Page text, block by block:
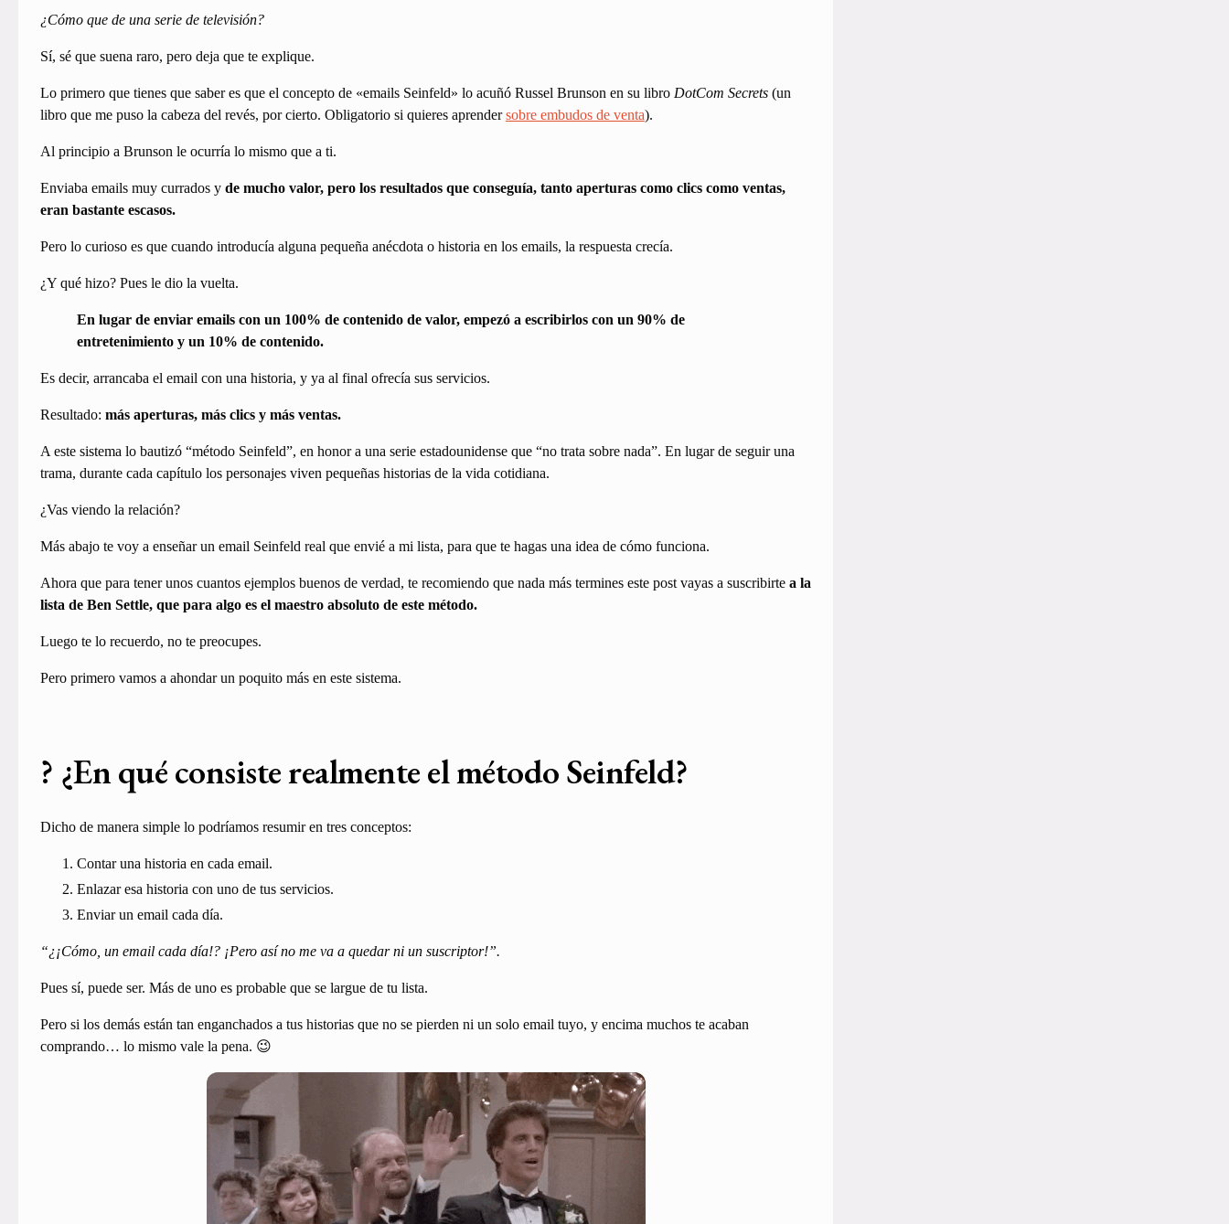
¿Cómo que de una serie de televisión?
Sí, sé que suena raro, pero deja que te explique.
Lo primero que tienes que saber es que el concepto de «emails Seinfeld» lo acuñó Russel Brunson en su libro DotCom Secrets(un
libro que me puso la cabeza del revés, por cierto. Obligatorio si quieres aprendersobre embudos de venta).
Al principio a Brunson le ocurría lo mismo que a ti.
Enviaba emails muy currados y de mucho valor, pero los resultados que conseguía, tanto aperturas como clics como ventas,
eran bastante escasos.
Pero lo curioso es que cuando introducía alguna pequeña anécdota o historia en los emails, la respuesta crecía.
¿Y qué hizo? Pues le dio la vuelta.
En lugar de enviar emails con un 100% de contenido de valor, empezó a escribirlos con un 90% de
entretenimiento y un 10% de contenido.
Es decir, arrancaba el email con una historia, y ya al final ofrecía sus servicios.
Resultado: más aperturas, más clics y más ventas.
A este sistema lo bautizó “método Seinfeld”, en honor a una serie estadounidense que “no trata sobre nada”. En lugar de seguir una
trama, durante cada capítulo los personajes viven pequeñas historias de la vida cotidiana.
¿Vas viendo la relación?
Más abajo te voy a enseñar un email Seinfeld real que envié a mi lista, para que te hagas una idea de cómo funciona.
Ahora que para tener unos cuantos ejemplos buenos de verdad, te recomiendo que nada más termines este post vayas a suscribirte a la
lista de Ben Settle, que para algo es el maestro absoluto de este método.
Luego te lo recuerdo, no te preocupes.
Pero primero vamos a ahondar un poquito más en este sistema.
? ¿En qué consiste realmente el método Seinfeld?
Dicho de manera simple lo podríamos resumir en tres conceptos:
Contar una historia en cada email.
Enlazar esa historia con uno de tus servicios.
Enviar un email cada día.
“¿¡Cómo, un email cada día!? ¡Pero así no me va a quedar ni un suscriptor!”.
Pues sí, puede ser. Más de uno es probable que se largue de tu lista.
Pero si los demás están tan enganchados a tus historias que no se pierden ni un solo email tuyo, y encima muchos te acaban
comprando… lo mismo vale la pena. 😉